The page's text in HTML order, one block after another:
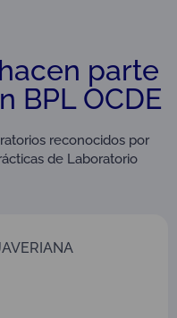
parte
BPL OCDE
reconocidos por
de Laboratorio